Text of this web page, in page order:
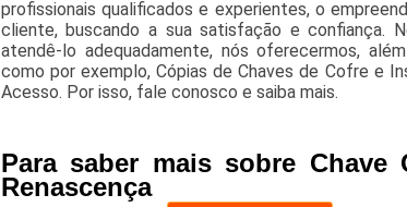
profissionais qualificados e experientes, o
cliente, buscando a sua satisfação e confiança.
atendê-lo adequadamente, nós oferecermos,
como por exemplo, Cópias de Chaves de Cofre e
Acesso. Por isso, fale conosco e saiba mais.
Para saber mais sobre Chave
Renascença